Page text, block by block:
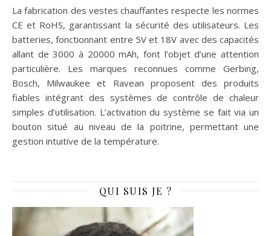
La fabrication des vestes chauffantes respecte les normes
CE et RoHS, garantissant la sécurité des utilisateurs. Les
batteries, fonctionnant entre 5V et 18V avec des capacités
allant de 3000 à 20000 mAh, font l’objet d’une attention
particulière. Les marques reconnues comme Gerbing,
Bosch, Milwaukee et Ravean proposent des produits
fiables intégrant des systèmes de contrôle de chaleur
simples d’utilisation. L’activation du système se fait via un
bouton situé au niveau de la poitrine, permettant une
gestion intuitive de la température.
QUI SUIS JE ?